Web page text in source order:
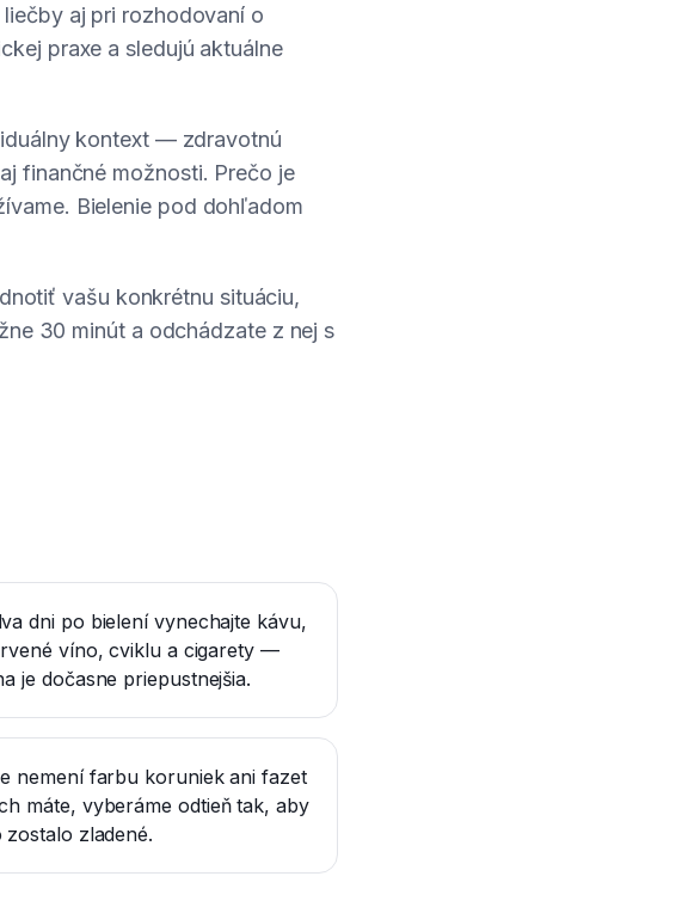
aj pri rozhodovaní o
praxe a sledujú aktuálne
kontext — zdravotnú
finančné možnosti. Prečo je
Bielenie pod dohľadom
vašu konkrétnu situáciu,
30 minút a odchádzate z nej s
dni po bielení vynechajte kávu,
víno, cviklu a cigarety —
je dočasne priepustnejšia.
nemení farbu koruniek ani fazet
máte, vyberáme odtieň tak, aby
zostalo zladené.